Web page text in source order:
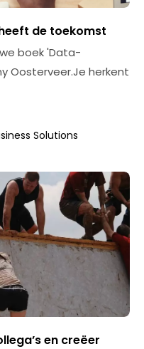
de toekomst
boek 'Data-
Oosterveer.Je herkent
Solutions
en creëer